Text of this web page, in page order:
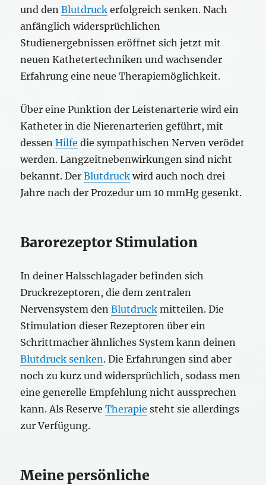
und denBlutdruck erfolgreich senken. Nach
anfänglich widersprüchlichen
Studienergebnissen eröffnet sich jetzt mit
neuen Kathetertechniken und wachsender
Erfahrung eine neue Therapiemöglichkeit.
Über eine Punktion der Leistenarterie wird ein
Katheter in die Nierenarterien geführt, mit
dessenHilfe die sympathischen Nerven verödet
werden. Langzeitnebenwirkungen sind nicht
bekannt. DerBlutdruck wird auch noch drei
Jahre nach der Prozedur um 10 mmHg gesenkt.
Barorezeptor Stimulation
In deiner Halsschlagader befinden sich
Druckrezeptoren, die dem zentralen
Nervensystem denBlutdruck mitteilen. Die
Stimulation dieser Rezeptoren über ein
Schrittmacher ähnliches System kann deinen
Blutdruck senken. Die Erfahrungen sind aber
noch zu kurz und widersprüchlich, sodass men
eine generelle Empfehlung nicht aussprechen
kann. Als ReserveTherapie steht sie allerdings
zur Verfügung.
Meine persönliche